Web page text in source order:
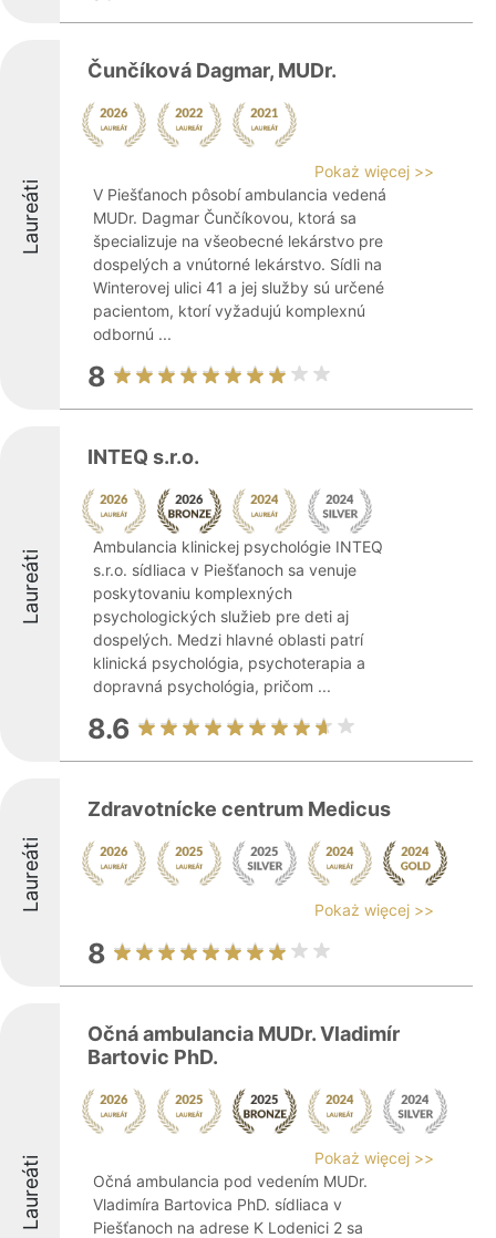
Laureáti
Čunčíková Dagmar, MUDr.
Pokaż więcej >>
V Piešťanoch pôsobí ambulancia vedená
MUDr. Dagmar Čunčíkovou, ktorá sa
špecializuje na všeobecné lekárstvo pre
dospelých a vnútorné lekárstvo. Sídli na
Winterovej ulici 41 a jej služby sú určené
pacientom, ktorí vyžadujú komplexnú
odbornú ...
8
Laureáti
INTEQ s.r.o.
Ambulancia klinickej psychológie INTEQ
s.r.o. sídliaca v Piešťanoch sa venuje
poskytovaniu komplexných
psychologických služieb pre deti aj
dospelých. Medzi hlavné oblasti patrí
klinická psychológia, psychoterapia a
dopravná psychológia, pričom ...
8.6
Laureáti
Zdravotnícke centrum Medicus
Pokaż więcej >>
8
Laureáti
Očná ambulancia MUDr. Vladimír
Bartovic PhD.
Pokaż więcej >>
Očná ambulancia pod vedením MUDr.
Vladimíra Bartovica PhD. sídliaca v
Piešťanoch na adrese K Lodenici 2 sa